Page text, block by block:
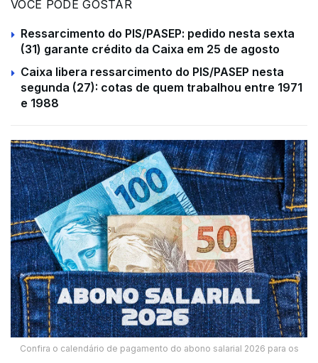
VOCÊ PODE GOSTAR
Ressarcimento do PIS/PASEP: pedido nesta sexta
(31) garante crédito da Caixa em 25 de agosto
Caixa libera ressarcimento do PIS/PASEP nesta
segunda (27): cotas de quem trabalhou entre 1971
e 1988
Confira o calendário de pagamento do abono salarial 2026 para os